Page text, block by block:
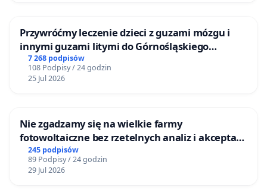
Przywróćmy leczenie dzieci z guzami mózgu i
innymi guzami litymi do Górnośląskiego
Centrum Zdrowia Dziecka w Katowicach
7 268 podpisów
108 Podpisy / 24 godzin
25 Jul 2026
Nie zgadzamy się na wielkie farmy
fotowoltaiczne bez rzetelnych analiz i akceptacji
mieszkańców
245 podpisów
89 Podpisy / 24 godzin
29 Jul 2026